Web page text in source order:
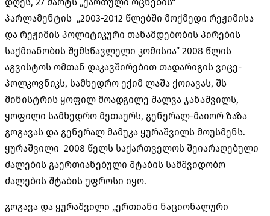
პარლამენტის „2003-2012 წლებში მოქმედი რეჟიმისა
და რეჟიმის პოლიტიკური თანამდებობის პირების
საქმიანობის შემსწავლელი კომისია” 2008 წლის
აგვისტოს ომთან დაკავშირებით თადარიგის ვიცე-
პოლკოვნიკს, სამხედრო ექიმ ლაშა ქოიავას, შს
მინისტრის ყოფილ მოადგილე შალვა ჯანაშვილს,
ყოფილი სამხედრო მეთაურს, გენერალ-მაიორ ზაზა
გოგავას და გენერალ მამუკა ყურაშვილს მოუსმენს.
ყურაშვილი 2008 წელს საქართველოს შეიარაღებული
ძალების გაერთიანებული შტაბის სამშვიდობო
ძალების შტაბის უფროსი იყო.
გოგავა და ყურაშვილი „ერთიანი ნაციონალური